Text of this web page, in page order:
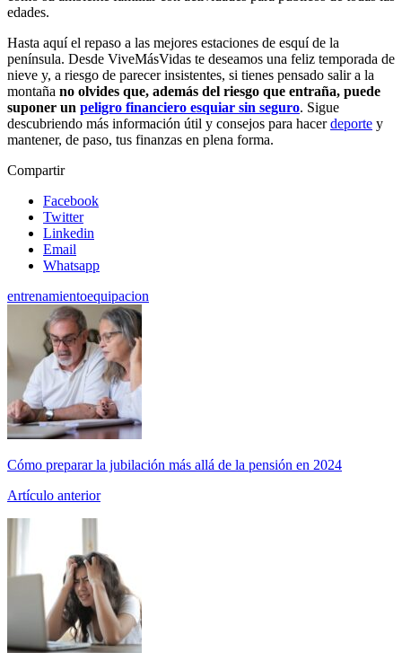
edades.
Hasta aquí el repaso a las mejores estaciones de esquí de la
península. Desde ViveMásVidas te deseamos una feliz temporada de
nieve y, a riesgo de parecer insistentes, si tienes pensado salir a la
montaña no olvides que, además del riesgo que entraña, puede
suponer un peligro financiero esquiar sin seguro. Sigue
descubriendo más información útil y consejos para hacerdeporte y
mantener, de paso, tus finanzas en plena forma.
Compartir
Facebook
Twitter
Linkedin
Email
Whatsapp
entrenamientoequipacion
Cómo preparar la jubilación más allá de la pensión en 2024
Artículo anterior